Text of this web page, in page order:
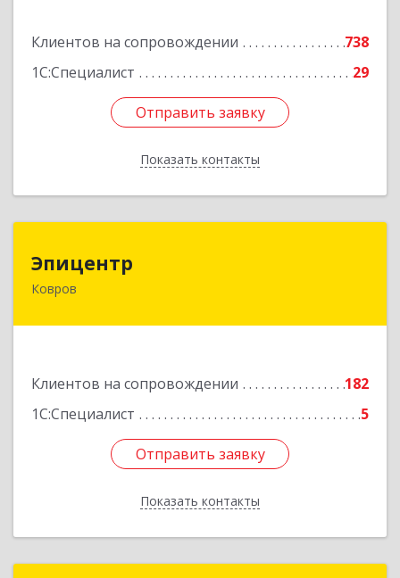
Клиентов на сопровождении
738
1С:Специалист
29
Отправить заявку
Показать контакты
Подробнее
Отправить заявку
Назад
Эпицентр
Ковров
Клиентов на сопровождении
182
1С:Специалист
5
Отправить заявку
Показать контакты
601900, Владимирская обл, Ковров г, Барсукова
Отправить заявку
Назад